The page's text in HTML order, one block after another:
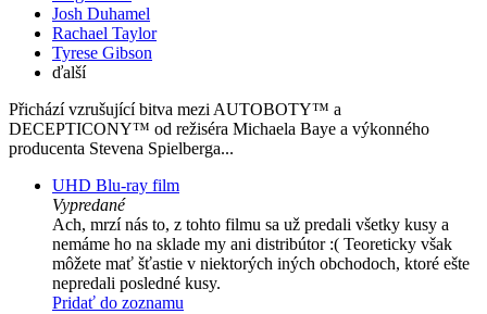
Josh Duhamel
Rachael Taylor
Tyrese Gibson
ďalší
Přichází vzrušující bitva mezi AUTOBOTY™ a
DECEPTICONY™ od režiséra Michaela Baye a výkonného
producenta Stevena Spielberga...
UHD Blu-ray film
Vypredané
Ach, mrzí nás to, z tohto filmu sa už predali všetky kusy a
nemáme ho na sklade my ani distribútor :( Teoreticky však
môžete mať šťastie v niektorých iných obchodoch, ktoré ešte
nepredali posledné kusy.
Pridať do zoznamu